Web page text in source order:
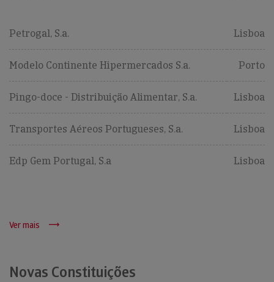
Petrogal, S.a. Lisboa
Modelo Continente Hipermercados S.a. Porto
Pingo-doce - Distribuição Alimentar, S.a. Lisboa
Transportes Aéreos Portugueses, S.a. Lisboa
Edp Gem Portugal, S.a Lisboa
Ver mais
Novas Constituições